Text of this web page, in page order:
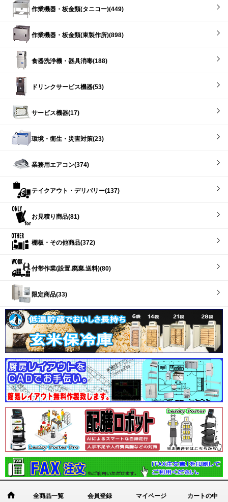
作業機器・板金類(タニコー)(449)
作業機器・板金類(東製作所)(898)
食器洗浄機・器具消毒(188)
ドリンクサービス機器(53)
サービス機器(17)
環境・衛生・災害対策(23)
業務用エアコン(374)
テイクアウト・デリバリー(137)
お見積り商品(81)
棚板・その他商品(372)
付帯作業(設置.廃棄.送料)(80)
限定商品(33)
全商品一覧 会員登録 マイページ カートの中